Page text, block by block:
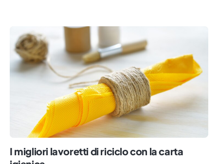
I migliori lavoretti di riciclo con la carta